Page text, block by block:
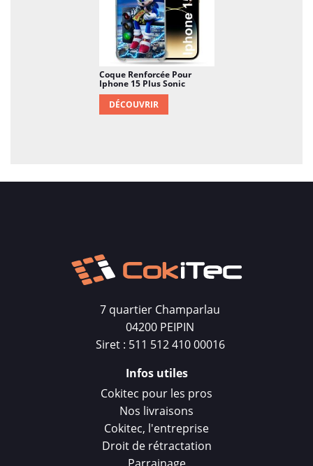
Coque Renforcée Pour
Iphone 15 Plus Sonic
DÉCOUVRIR
7 quartier Champarlau
04200 PEIPIN
Siret : 511 512 410 00016
Infos utiles
Cokitec pour les pros
Nos livraisons
Cokitec, l'entreprise
Droit de rétractation